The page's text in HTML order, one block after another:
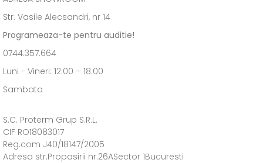
Str. Vasile Alecsandri, nr 14
Programeaza-te pentru auditie!
0744.357.664
Luni - Vineri: 12:00 – 18.00
Sambata
S.C. Proterm Grup S.R.L.
CIF RO18083017
Reg.com J40/18147/2005
Adresa str.Propasirii nr.26ASector 1Bucuresti